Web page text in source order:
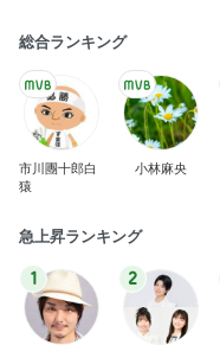
総合ランキング
市川團十郎白
猿
小林麻央
急上昇ランキング
1 2